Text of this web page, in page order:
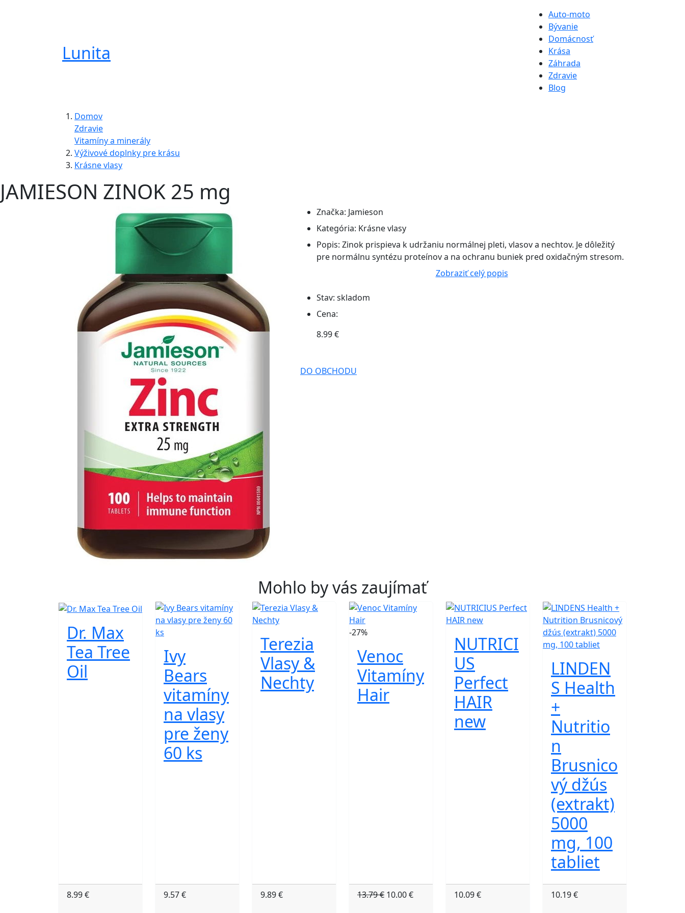
Lunita
Auto-moto
Bývanie
Domácnosť
Krása
Záhrada
Zdravie
Blog
Domov
Zdravie
Vitamíny a minerály
Výživové doplnky pre krásu
Krásne vlasy
JAMIESON ZINOK 25 mg
Značka: Jamieson
Kategória: Krásne vlasy
Popis: Zinok prispieva k udržaniu normálnej pleti, vlasov a nechtov. Je dôležitý
pre normálnu syntézu proteínov a na ochranu buniek pred oxidačným stresom.
Zobraziť celý popis
Stav: skladom
Cena:
8.99 €
DO OBCHODU
Mohlo by vás zaujímať
Dr. Max
Tea Tree
Oil
8.99 €
Ivy
Bears
vitamíny
na vlasy
pre ženy
60 ks
9.57 €
Terezia
Vlasy &
Nechty
9.89 €
-27%
Venoc
Vitamíny
Hair
13.79 € 10.00 €
NUTRICI
US
Perfect
HAIR
new
10.09 €
LINDEN
S Health
+
Nutritio
n
Brusnico
vý džús
(extrakt)
5000
mg, 100
tabliet
10.19 €